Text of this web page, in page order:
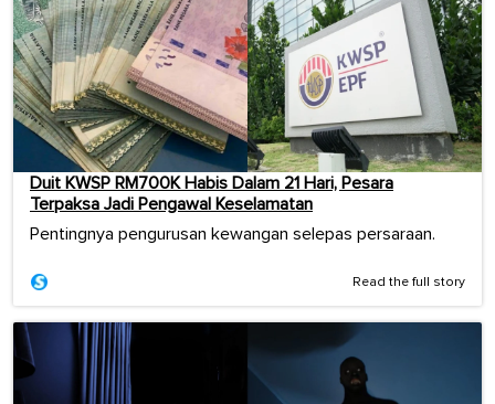
Duit KWSP RM700K Habis Dalam 21 Hari, Pesara
Terpaksa Jadi Pengawal Keselamatan
Pentingnya pengurusan kewangan selepas persaraan.
Read the full story